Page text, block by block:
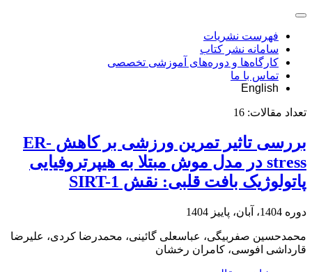
فهرست نشریات
سامانه نشر کتاب
کارگاه‌ها و دوره‌های آموزشی تخصصی
تماس با ما
English
تعداد مقالات: 16
بررسی تاثیر تمرین ورزشی بر کاهش ER-
stress در مدل موش مبتلا به هیپرتروفیایی
پاتولوژیک بافت قلبی: نقش SIRT-1
دوره 1404، آبان، پاییز 1404
محمدحسین صفربیگی، عباسعلی گائینی، محمدرضا کردی، علیرضا
قارداشی افوسی، کامران رخشان